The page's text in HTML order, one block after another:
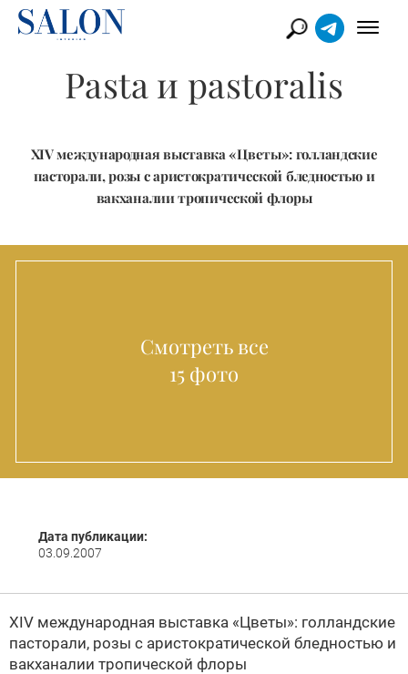
Pasta и pastoralis
XIV международная выставка «Цветы»: голландские
пасторали, розы с аристократической бледностью и
вакханалии тропической флоры
Смотреть все
15 фото
Дата публикации:
03.09.2007
XIV международная выставка «Цветы»: голландские
пасторали, розы с аристократической бледностью и
вакханалии тропической флоры